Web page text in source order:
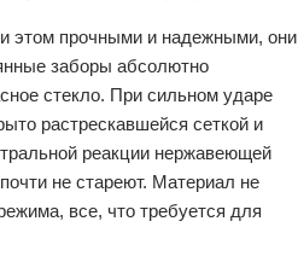
этом прочными и надежными, они
заборы абсолютно
стекло. При сильном ударе
растрескавшейся сеткой и
реакции нержавеющей
не стареют. Материал не
все, что требуется для